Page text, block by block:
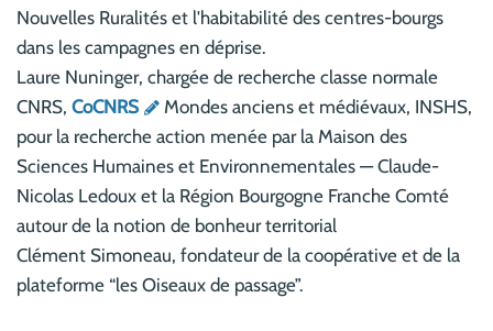
Nouvelles Ruralités et l'habitabilité des centres-bourgs
dans les campagnes en déprise.
Laure Nuninger, chargée de recherche classe normale
CNRS, CoCNRS
Mondes anciens et médiévaux, INSHS,
pour la recherche action menée par la Maison des
Sciences Humaines et Environnementales — Claude-
Nicolas Ledoux et la Région Bourgogne Franche Comté
autour de la notion de bonheur territorial
Clément Simoneau, fondateur de la coopérative et de la
plateforme “les Oiseaux de passage”.